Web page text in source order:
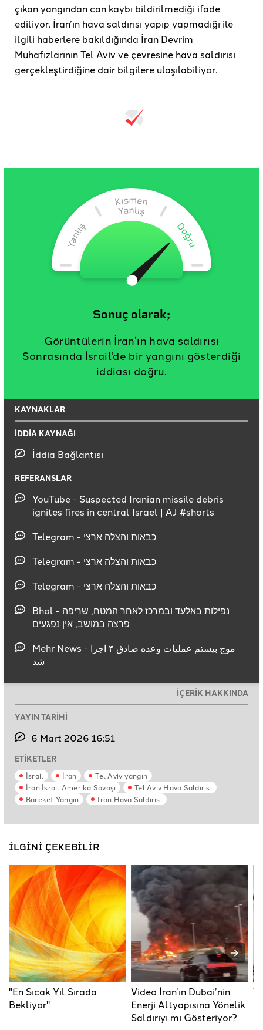
çıkan yangından can kaybı bildirilmediği ifade
ediliyor. İran’ın hava saldırısı yapıp yapmadığı ile
ilgili haberlere bakıldığında İran Devrim
Muhafızlarının Tel Aviv ve çevresine hava saldırısı
gerçekleştirdiğine dair bilgilere ulaşılabiliyor.
Sonuç olarak;
Görüntülerin İran’ın hava saldırısı
Sonrasında İsrail’de bir yangını gösterdiği
iddiası doğru.
KAYNAKLAR
İDDİA KAYNAĞI
İddia Bağlantısı
REFERANSLAR
YouTube - Suspected Iranian missile debris
ignites fires in central Israel | AJ #shorts
Telegram - כבאות והצלה ארצי
Telegram - כבאות והצלה ארצי
Telegram - כבאות והצלה ארצי
Bhol - נפילות באלעד ובמרכז לאחר המטח, שריפה
פרצה במושב, אין נפגעים
Mehr News - موج بیستم عملیات وعده صادق ۴ اجرا
شد
İÇERİK HAKKINDA
YAYIN TARİHİ
6 Mart 2026 16:51
ETİKETLER
İsrail İran
Tel Aviv yangın
İran İsrail Amerika Savaşı
Tel Aviv Hava Saldırısı
Bareket Yangın
İran Hava Saldırısı
İLGİNİ ÇEKEBİLİR
"En Sıcak Yıl Sırada
Bekliyor"
Video İran’ın Dubai’nin
Enerji Altyapısına Yönelik
Saldırıyı mı Gösteriyor?